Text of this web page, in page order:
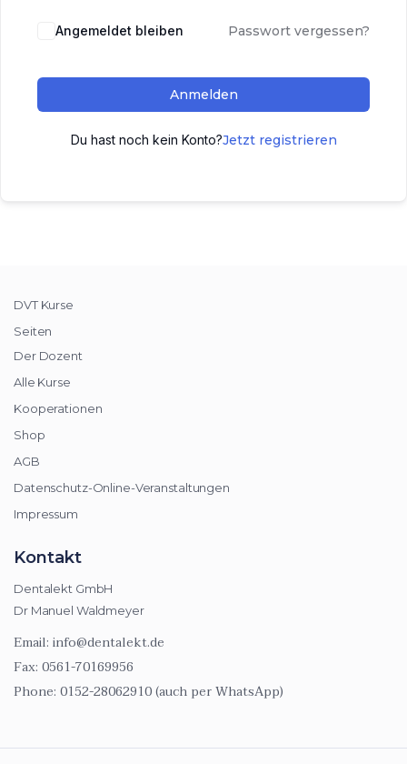
Angemeldet bleiben Passwort vergessen?
Anmelden
Du hast noch kein Konto?Jetzt registrieren
DVT Kurse
Seiten
Der Dozent
Alle Kurse
Kooperationen
Shop
AGB
Datenschutz-Online-Veranstaltungen
Impressum
Kontakt
Dentalekt GmbH
Dr Manuel Waldmeyer
Email: info@dentalekt.de
Fax: 0561-70169956
Phone: 0152-28062910 (auch per WhatsApp)